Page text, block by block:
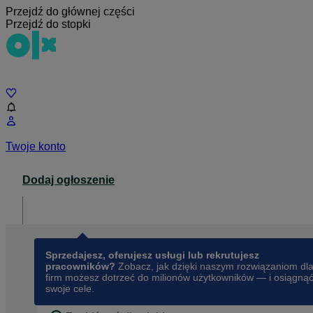
Przejdź do głównej części
Przejdź do stopki
Twoje konto
Dodaj ogłoszenie
Sprzedajesz, oferujesz usługi lub rekrutujesz
pracowników? Zobacz, jak dzięki naszym rozwiązaniom dla
firm możesz dotrzeć do milionów użytkowników — i osiągnąć
swoje cele.